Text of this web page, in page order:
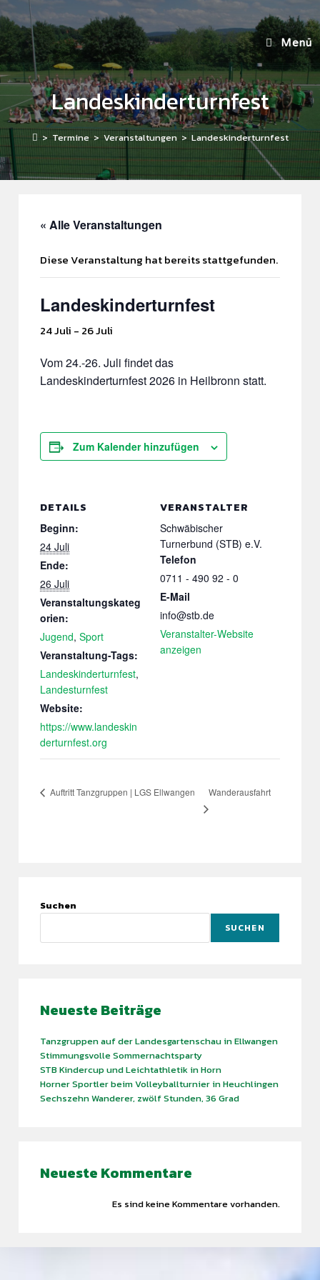
Menü
Landeskinderturnfest
> Termine > Veranstaltungen > Landeskinderturnfest
« Alle Veranstaltungen
Diese Veranstaltung hat bereits stattgefunden.
Landeskinderturnfest
24 Juli - 26 Juli
Vom 24.-26. Juli findet das
Landeskinderturnfest 2026 in Heilbronn statt.
Zum Kalender hinzufügen
DETAILS
Beginn:
24 Juli
Ende:
26 Juli
Veranstaltungskateg
orien:
Jugend,Sport
Veranstaltung-Tags:
Landeskinderturnfest,
Landesturnfest
Website:
https://www.landeskin
derturnfest.org
VERANSTALTER
Schwäbischer
Turnerbund (STB) e.V.
Telefon
0711 - 490 92 - 0
E-Mail
info@stb.de
Veranstalter-Website
anzeigen
Auftritt Tanzgruppen | LGS Ellwangen Wanderausfahrt
Suchen
SUCHEN
Neueste Beiträge
Tanzgruppen auf der Landesgartenschau in Ellwangen
Stimmungsvolle Sommernachtsparty
STB Kindercup und Leichtathletik in Horn
Horner Sportler beim Volleyballturnier in Heuchlingen
Sechszehn Wanderer, zwölf Stunden, 36 Grad
Neueste Kommentare
Es sind keine Kommentare vorhanden.
difference.
GET IN TOUCH